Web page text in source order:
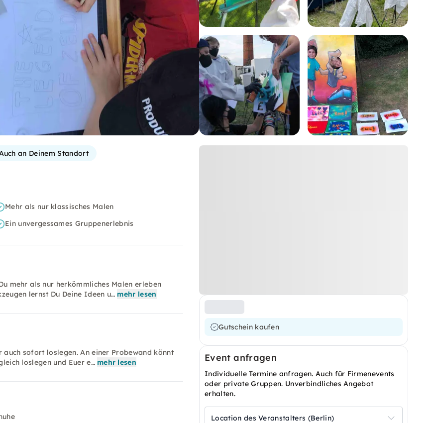
Gutschein kaufen
Event anfragen
Individuelle Termine anfragen. Auch für Firmenevents
oder private Gruppen. Unverbindliches Angebot
erhalten.
Location des Veranstalters (Berlin)
an Deinem Standort
Mehr als nur klassisches Malen
Ein unvergessames Gruppenerlebnis
mehr als nur herkömmliches Malen erleben
lernst Du Deine Ideen u… mehr lesen
sofort loslegen. An einer Probewand könnt
loslegen und Euer e… mehr lesen